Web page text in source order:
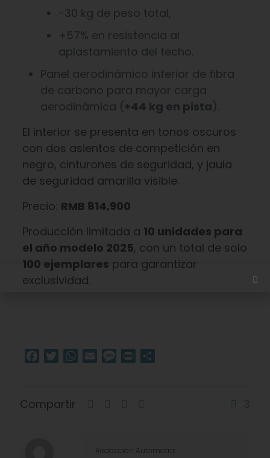
-30 kg de peso total,
+57% en resistencia al
aplastamiento del techo.
Panel aerodinámico inferior de fibra
de carbono para mayor carga
aerodinámica (+44 kg en pista).
El interior se presenta en tonos oscuros
con dos asientos de competición en
negro, cinturones de seguridad, y jaula
de seguridad amarilla visible.
Precio: RMB 814,900
Producción limitada a 10 unidades para
el año modelo 2025, con un total de solo
100 ejemplares para garantizar
exclusividad.
Facebook
TwitterWhatsApp
Email Message
Print
Compartir
Redacción Automotriz